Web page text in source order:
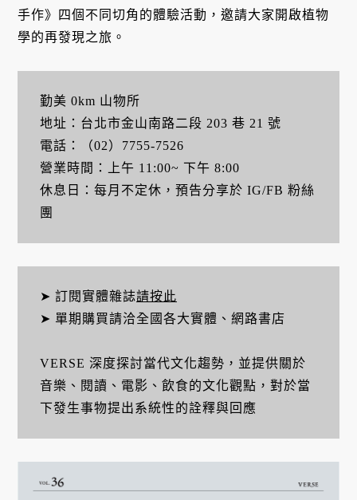
手作》四個不同切角的體驗活動，邀請大家開啟植物
學的再發現之旅。
勤美 0km 山物所
地址：台北市金山南路二段 203 巷 21 號
電話：（02）7755-7526
營業時間：上午 11:00~ 下午 8:00
休息日：每月不定休，預告分享於 IG/FB 粉絲
團
➤ 訂閱實體雜誌請按此
➤ 單期購買請洽全國各大實體、網路書店
VERSE 深度探討當代文化趨勢，並提供關於
音樂、閱讀、電影、飲食的文化觀點，對於當
下發生事物提出系統性的詮釋與回應